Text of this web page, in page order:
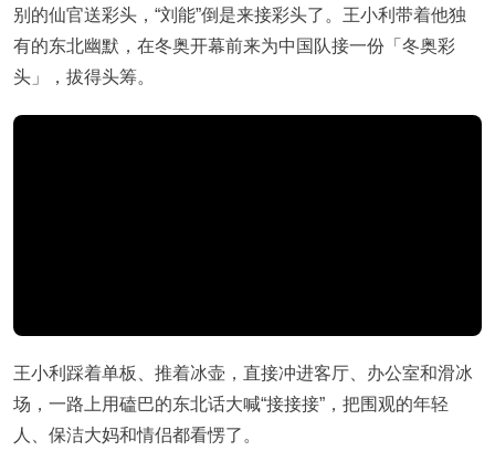
别的仙官送彩头，“刘能”倒是来接彩头了。王小利带着他独
有的东北幽默，在冬奥开幕前来为中国队接一份「冬奥彩
头」，拔得头筹。
王小利踩着单板、推着冰壶，直接冲进客厅、办公室和滑冰
场，一路上用磕巴的东北话大喊“接接接”，把围观的年轻
人、保洁大妈和情侣都看愣了。